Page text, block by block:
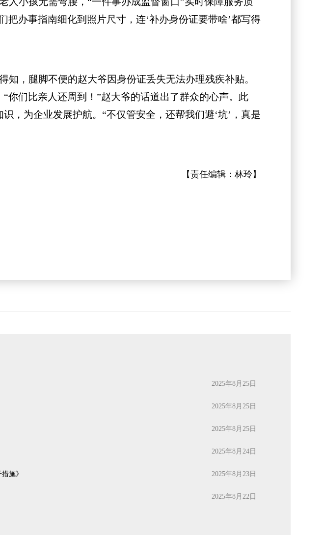
办事指南细化到照片尺寸，连‘补办身份证要带啥’都写得
，腿脚不便的赵大爷因身份证丢失无法办理残疾补贴。
你们比亲人还周到！”赵大爷的话道出了群众的心声。此
，为企业发展护航。“不仅管安全，还帮我们避‘坑’，真是
【责任编辑： 林玲 】
2025年8月25日
2025年8月25日
2025年8月25日
2025年8月24日
施》 2025年8月23日
2025年8月22日